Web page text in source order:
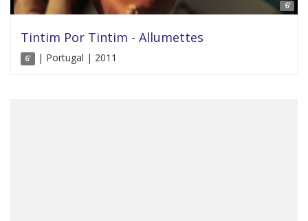
6'
Tintim Por Tintim - Allumettes
6' | Portugal | 2011